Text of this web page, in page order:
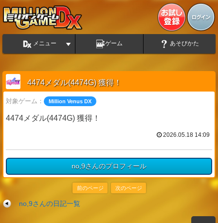
メニュー ゲーム あそびかた
4474メダル(4474G) 獲得！
対象ゲーム： Million Venus DX
4474メダル(4474G) 獲得！
2026.05.18 14:09
no,9さんのプロフィール
前のページ 次のページ
no,9さんの日記一覧